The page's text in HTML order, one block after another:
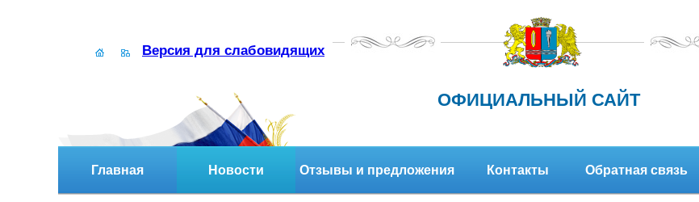
Версия для слабовидящих
ОФИЦИАЛЬНЫЙ САЙТ
Главная Новости Отзывы и предложения Контакты Обратная связь